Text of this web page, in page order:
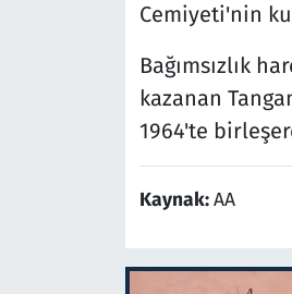
Cemiyeti'nin
Bağımsızlık
kazanan
1964'te
Kaynak:AA